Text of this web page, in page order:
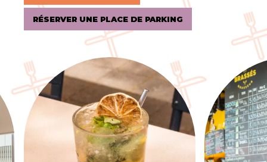
RÉSERVER UNE PLACE DE PARKING